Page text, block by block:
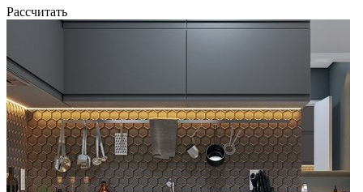
Рассчитать